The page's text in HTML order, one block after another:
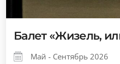
Балет «Жизель,
Май - Сентябрь 2026